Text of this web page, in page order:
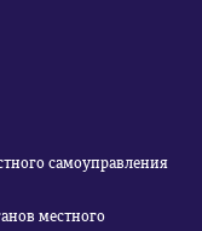
самоуправления
местного